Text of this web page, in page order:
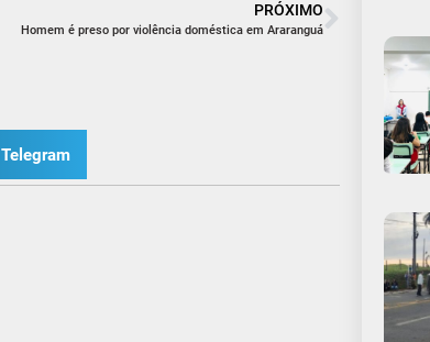
PRÓXIMO
Homem é preso por violência doméstica em Araranguá
Telegram